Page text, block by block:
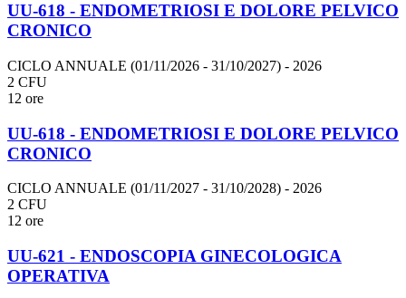
UU-618 - ENDOMETRIOSI E DOLORE PELVICO
CRONICO
CICLO ANNUALE (01/11/2026 - 31/10/2027) - 2026
2 CFU
12 ore
UU-618 - ENDOMETRIOSI E DOLORE PELVICO
CRONICO
CICLO ANNUALE (01/11/2027 - 31/10/2028) - 2026
2 CFU
12 ore
UU-621 - ENDOSCOPIA GINECOLOGICA
OPERATIVA